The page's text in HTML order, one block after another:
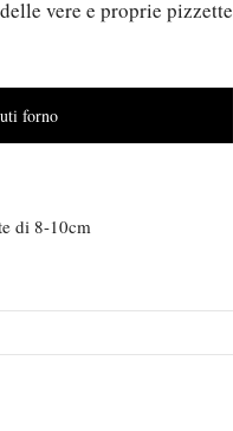
vere e proprie pizzette
forno
di 8-10cm